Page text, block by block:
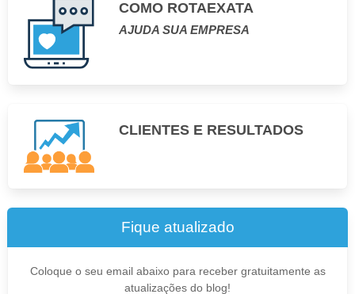
COMO ROTAEXATA
AJUDA SUA EMPRESA
CLIENTES E RESULTADOS
Fique atualizado
Coloque o seu email abaixo para receber gratuitamente as
atualizações do blog!